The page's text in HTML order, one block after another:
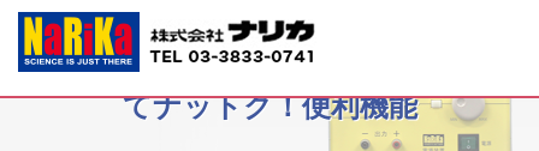
顕微鏡シリーズ【Mステージ】知っ
てナットク！便利機能